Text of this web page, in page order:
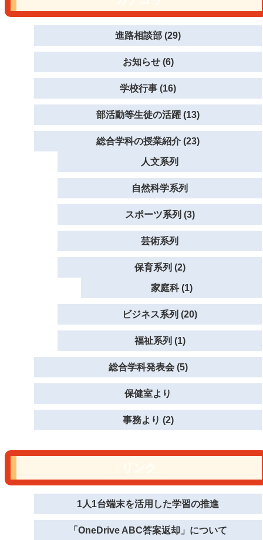
進路相談部 (29)
お知らせ (6)
学校行事 (16)
部活動等生徒の活躍 (13)
総合学科の授業紹介 (23)
人文系列
自然科学系列
スポーツ系列 (3)
芸術系列
保育系列 (2)
家庭科 (1)
ビジネス系列 (20)
福祉系列 (1)
総合学科発表会 (5)
保健室より
事務より (2)
1人1台端末を活用した学習の推進
「OneDrive ABC答案返却」について